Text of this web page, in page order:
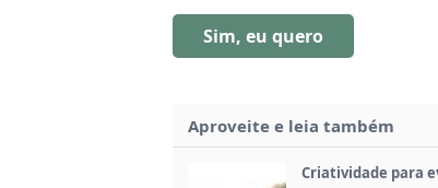
Sim, eu quero
Aproveite e leia também
Criatividade para